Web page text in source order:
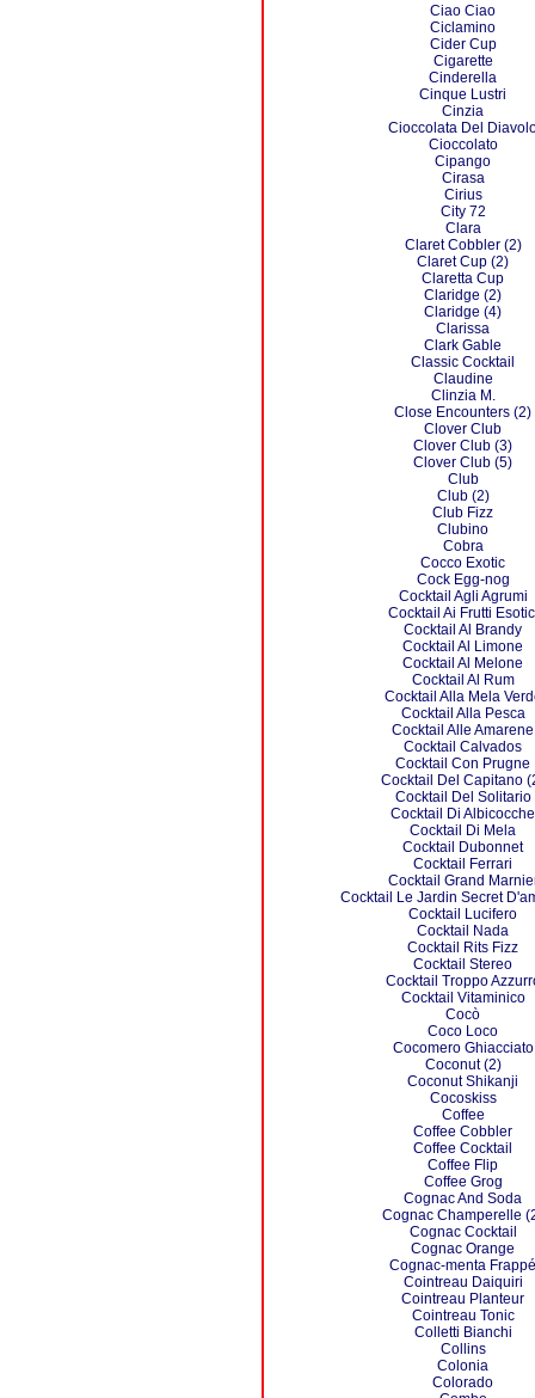
Ciao Ciao
Ciclamino
Cider Cup
Cigarette
Cinderella
Cinque Lustri
Cinzia
Cioccolata Del
Cioccolato
Cipango
Cirasa
Cirius
City 72
Clara
Claret Cobbler (2)
Claret Cup (2)
Claretta Cup
Claridge (2)
Claridge (4)
Clarissa
Clark Gable
Classic Cocktail
Claudine
Clinzia M.
Close Encounters (2)
Clover Club
Clover Club (3)
Clover Club (5)
Club
Club (2)
Club Fizz
Clubino
Cobra
Cocco Exotic
Cock Egg-nog
Cocktail Agli Agrumi
Cocktail Ai Frutti
Cocktail Al Brandy
Cocktail Al Limone
Cocktail Al Melone
Cocktail Al Rum
Cocktail Alla Mela
Cocktail Alla Pesca
Cocktail Alle Amarene
Cocktail Calvados
Cocktail Con Prugne
Cocktail Del Capitano
Cocktail Del Solitario
Cocktail Di Albicocche
Cocktail Di Mela
Cocktail Dubonnet
Cocktail Ferrari
Cocktail Grand
Cocktail Le Jardin Secret
Cocktail Lucifero
Cocktail Nada
Cocktail Rits Fizz
Cocktail Stereo
Cocktail Troppo
Cocktail Vitaminico
Cocò
Coco Loco
Cocomero Ghiacciato
Coconut (2)
Coconut Shikanji
Cocoskiss
Coffee
Coffee Cobbler
Coffee Cocktail
Coffee Flip
Coffee Grog
Cognac And Soda
Cognac Champerelle
Cognac Cocktail
Cognac Orange
Cognac-menta Frappé
Cointreau Daiquiri
Cointreau Planteur
Cointreau Tonic
Colletti Bianchi
Collins
Colonia
Colorado